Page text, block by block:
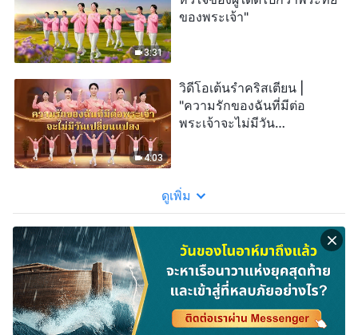
3:31
ของพระเจ้า"
4:03
วิดีโอเต้นรำคริสเตียน |
"ความรักของฉันที่มีต่อ
พระเจ้าจะไม่มีวัน
ดูเพิ่ม